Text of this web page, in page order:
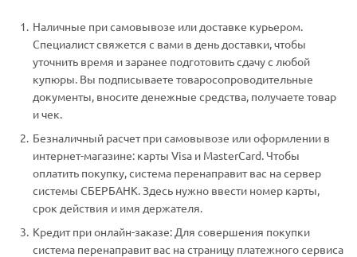
Наличные при самовывозе или доставке курьером.
Специалист свяжется с вами в день доставки, чтобы
уточнить время и заранее подготовить сдачу с любой
купюры. Вы подписываете товаросопроводительные
документы, вносите денежные средства, получаете товар
и чек.
Безналичный расчет при самовывозе или оформлении в
интернет-магазине: карты Visa и MasterCard. Чтобы
оплатить покупку, система перенаправит вас на сервер
системы СБЕРБАНК. Здесь нужно ввести номер карты,
срок действия и имя держателя.
Кредит при онлайн-заказе: Для совершения покупки
система перенаправит вас на страницу платежного сервиса